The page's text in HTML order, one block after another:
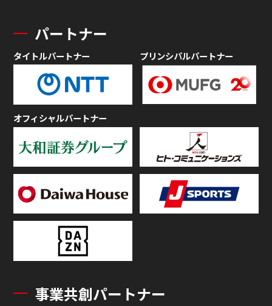
パートナー
タイトルパートナー プリンシパルパートナー
オフィシャルパートナー
事業共創パートナー